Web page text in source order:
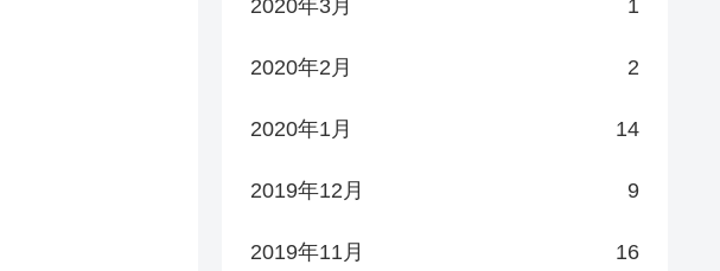
2020年3月 1
2020年2月 2
2020年1月 14
2019年12月 9
2019年11月 16